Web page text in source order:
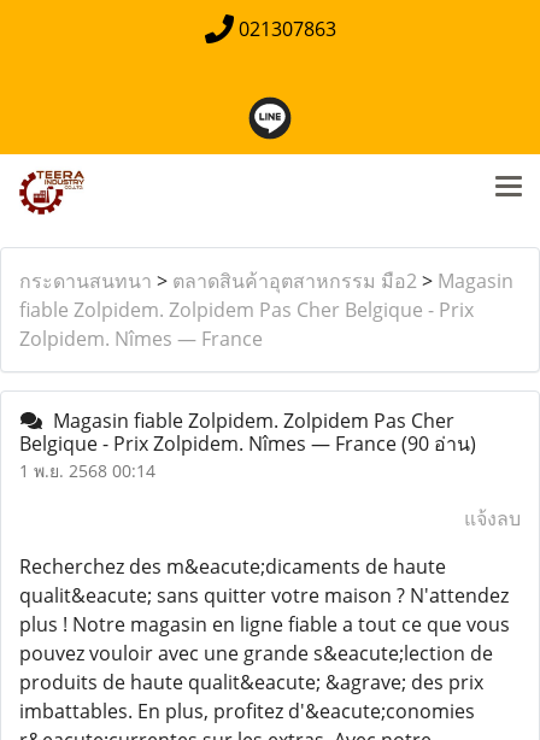
021307863
กระดานสนทนา > ตลาดสินค้าอุตสาหกรรม มือ2> Magasin
fiable Zolpidem. Zolpidem Pas Cher Belgique - Prix
Zolpidem. Nîmes — France
Magasin fiable Zolpidem. Zolpidem Pas Cher
Belgique - Prix Zolpidem. Nîmes — France(90 อ่าน)
1 พ.ย. 2568 00:14
แจ้งลบ
Recherchez des m&eacute;dicaments de haute
qualit&eacute; sans quitter votre maison ? N'attendez
plus ! Notre magasin en ligne fiable a tout ce que vous
pouvez vouloir avec une grande s&eacute;lection de
produits de haute qualit&eacute; &agrave; des prix
imbattables. En plus, profitez d'&eacute;conomies